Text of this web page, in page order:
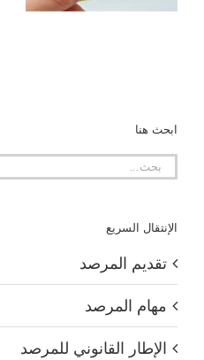
ابحث هنا
البحث
الإنتقال السريع
تقديم المرصد
مهام المرصد
الإطار القانوني للمرصد